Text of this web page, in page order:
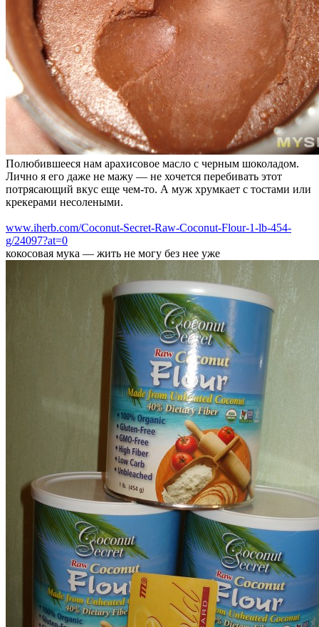
Полюбившееся нам арахисовое масло с черным шоколадом.
Лично я его даже не мажу — не хочется перебивать этот
потрясающий вкус еще чем-то. А муж хрумкает с тостами или
крекерами несолеными.
www.iherb.com/Coconut-Secret-Raw-Coconut-Flour-1-lb-454-
g/24097?at=0
кокосовая мука — жить не могу без нее уже